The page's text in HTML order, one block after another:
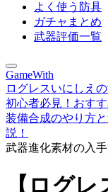
よく使う防具
ガチャまとめ
武器評価一覧
GameWith
ログレスいにしえ
初心者必見！おす
装備合成のやり方
説！
武器進化素材の入
【ログ